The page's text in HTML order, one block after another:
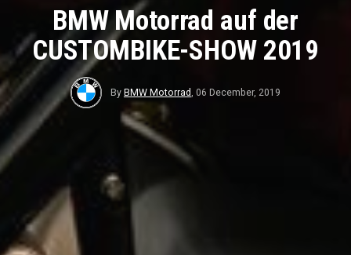
BMW Motorrad auf der
CUSTOMBIKE-SHOW 2019
By BMW Motorrad 06 December, 2019